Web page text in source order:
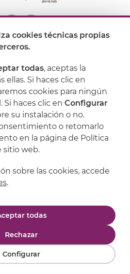
Política de privacidad
byComertis
cookies técnicas propias
todas, aceptas la
ellas. Si haces clic en
cookies para ningún
Si haces clic en Configurar
su instalación o no.
o retomarlo
en la página de Política
sitio web.
sobre las cookies, accede
.
todas
Rechazar
Configurar